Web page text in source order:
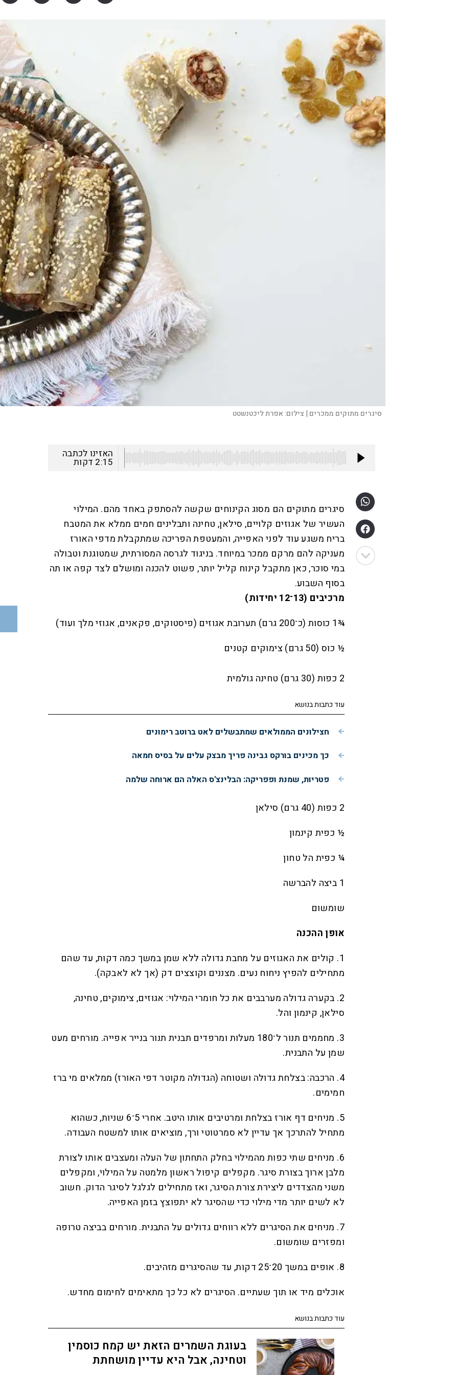
סיגרים מתוקים ממכרים | צילום:אפרת ליכטנשטט
האזינו לכתבה
2:15 דקות
סיגרים מתוקים הם מסוג הקינוחים שקשה להסתפק באחד מהם. המילוי
העשיר של אגוזים קלויים, סילאן, טחינה ותבלינים חמים ממלא את המטבח
בריח משגע עוד לפני האפייה, והמעטפת הפריכה שמתקבלת מדפי האורז
מעניקה להם מרקם ממכר במיוחד. בניגוד לגרסה המסורתית, שמטוגנת וטבולה
במי סוכר, כאן מתקבל קינוח קליל יותר, פשוט להכנה ומושלם לצד קפה או תה
בסוף השבוע.
מרכיבים (13־12 יחידות)
¾1 כוסות (כ־200 גרם) תערובת אגוזים (פיסטוקים, פקאנים, אגוזי מלך ועוד)
½ כוס (50 גרם) צימוקים קטנים
2 כפות (30 גרם) טחינה גולמית
עוד כתבות בנושא
חצילונים הממולאים שמתבשלים לאט ברוטב רימונים
כך מכינים בורקס גבינה פריך מבצק עלים על בסיס חמאה
פטריות, שמנת ופפריקה: הבלינצ'ס האלה הם ארוחה שלמה
2 כפות (40 גרם) סילאן
½ כפית קינמון
¼ כפית הל טחון
1 ביצה להברשה
שומשום
אופן ההכנה
1. קולים את האגוזים על מחבת גדולה ללא שמן במשך כמה דקות, עד שהם
מתחילים להפיץ ניחוח נעים. מצננים וקוצצים דק (אך לא לאבקה).
2. בקערה גדולה מערבבים את כל חומרי המילוי: אגוזים, צימוקים, טחינה,
סילאן, קינמון והל.
3. מחממים תנור ל־180 מעלות ומרפדים תבנית תנור בנייר אפייה. מורחים מעט
שמן על התבנית.
4. הרכבה: בצלחת גדולה ושטוחה (הגדולה מקוטר דפי האורז) ממלאים מי ברז
חמימים.
5. מניחים דף אורז בצלחת ומרטיבים אותו היטב. אחרי 5־6 שניות, כשהוא
מתחיל להתרכך אך עדיין לא סמרטוטי ורך, מוציאים אותו למשטח העבודה.
6. מניחים שתי כפות מהמילוי בחלק התחתון של העלה ומעצבים אותו לצורת
מלבן ארוך בצורת סיגר. מקפלים קיפול ראשון מלמטה על המילוי, ומקפלים
משני מהצדדים ליצירת צורת הסיגר, ואז מתחילים לגלגל לסיגר הדוק. חשוב
לא לשים יותר מדי מילוי כדי שהסיגר לא יתפוצץ בזמן האפייה.
7. מניחים את הסיגרים ללא רווחים גדולים על התבנית. מורחים בביצה טרופה
ומפזרים שומשום.
8. אופים במשך 20־25 דקות, עד שהסיגרים מזהיבים.
אוכלים מיד או תוך שעתיים. הסיגרים לא כל כך מתאימים לחימום מחדש.
עוד כתבות בנושא
בעוגת השמרים הזאת יש קמח כוסמין
וטחינה, אבל היא עדיין מושחתת